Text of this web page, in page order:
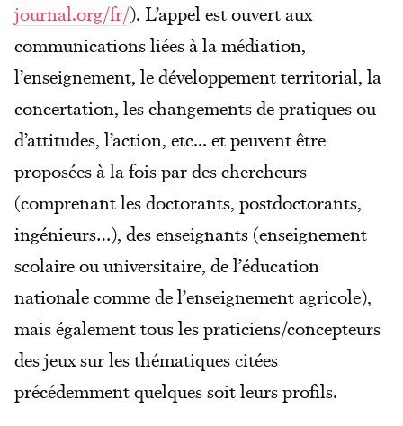
journal.org/fr/). L’appel est ouvert aux
communications liées à la médiation,
l’enseignement, le développement territorial, la
concertation, les changements de pratiques ou
d’attitudes, l’action, etc... et peuvent être
proposées à la fois par des chercheurs
(comprenant les doctorants, postdoctorants,
ingénieurs…), des enseignants (enseignement
scolaire ou universitaire, de l’éducation
nationale comme de l’enseignement agricole),
mais également tous les praticiens/concepteurs
des jeux sur les thématiques citées
précédemment quelques soit leurs profils.